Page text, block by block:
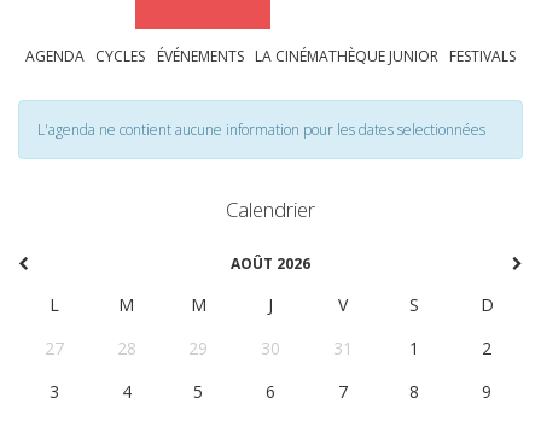
AGENDA CYCLES ÉVÉNEMENTS LA CINÉMATHÈQUE JUNIOR FESTIVALS
L'agenda ne contient aucune information pour les dates selectionnées
Calendrier
AOÛT 2026
L M M J V S
D
27
28 29 30 31 1
2
3
4 5 6 7 8
9